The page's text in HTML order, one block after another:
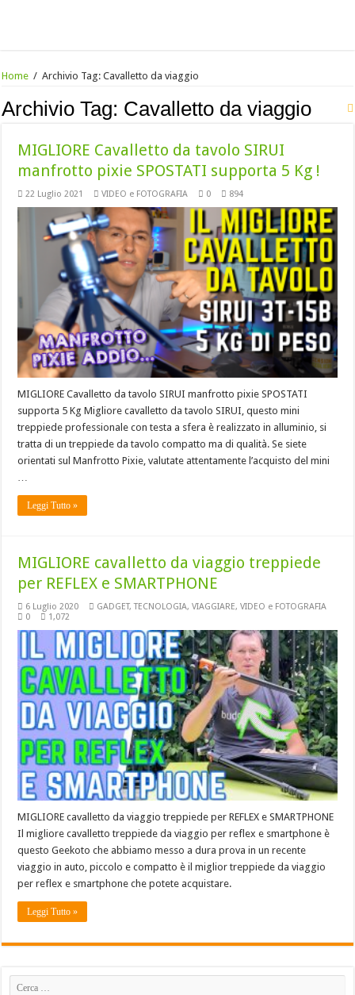
Home / Archivio Tag:Cavalletto da viaggio
Archivio Tag: Cavalletto da viaggio
MIGLIORE Cavalletto da tavolo SIRUI
manfrotto pixie SPOSTATI supporta 5 Kg !
22 Luglio 2021 VIDEO e FOTOGRAFIA 0 894
MIGLIORE Cavalletto da tavolo SIRUI manfrotto pixie SPOSTATI
supporta 5 Kg Migliore cavalletto da tavolo SIRUI, questo mini
treppiede professionale con testa a sfera è realizzato in alluminio, si
tratta di un treppiede da tavolo compatto ma di qualità. Se siete
orientati sul Manfrotto Pixie, valutate attentamente l’acquisto del mini
Leggi Tutto »
MIGLIORE cavalletto da viaggio treppiede
per REFLEX e SMARTPHONE
6 Luglio 2020 GADGET,TECNOLOGIA,VIAGGIARE,VIDEO e FOTOGRAFIA
0
1,072
MIGLIORE cavalletto da viaggio treppiede per REFLEX e SMARTPHONE
Il migliore cavalletto treppiede da viaggio per reflex e smartphone è
questo Geekoto che abbiamo messo a dura prova in un recente
viaggio in auto, piccolo e compatto è il miglior treppiede da viaggio
per reflex e smartphone che potete acquistare.
Leggi Tutto »